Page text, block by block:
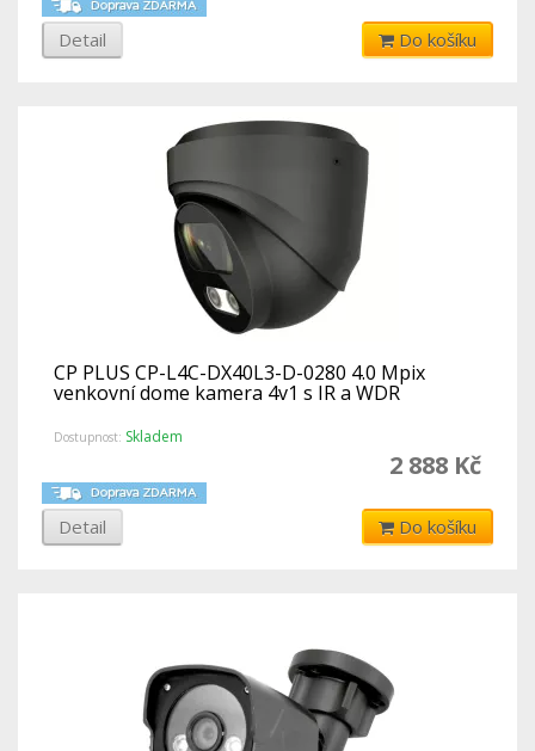
Detail Do košíku
CP PLUS CP-L4C-DX40L3-D-0280 4.0 Mpix
venkovní dome kamera 4v1 s IR a WDR
Dostupnost: Skladem
2 888 Kč
Detail Do košíku